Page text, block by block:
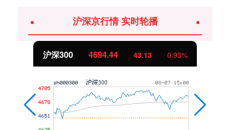
沪深京行情 实时轮播
北证50 1134.24 11.37 1.01%